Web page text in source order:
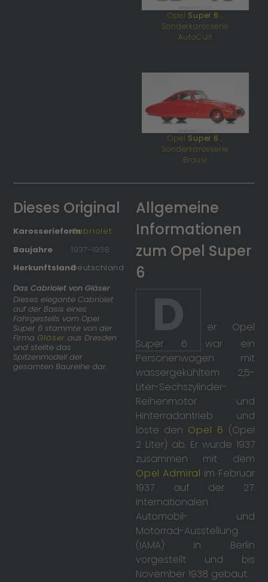
Opel Super 6 ,
Sonderkarosserie
AutoCult
Opel Super 6 ,
Sonderkarosserie
Brausi
Dieses Original
KarosserieformCabriolet
Baujahre
1937–1938
HerkunftslandDeutschland
Das Cabriolet von Gläser
Dieses elegante Cabriolet
auf der Basis eines
Fahrgestells vom Opel
Super 6 stammte von der
Firma Gläser aus Dresden
und stellte das
Spitzenmodell der
gesamten Baureihe dar.
Allgemeine
Informationen
zum Opel Super
6
D
er Opel
Super 6 war ein
Personenwagen mit
wassergekühltem 2,5-
Liter-Sechszylinder-
Reihenmotor und
Hinterradantrieb und
löste den Opel 6 (Opel
2 Liter) ab. Er wurde 1937
zusammen mit dem
Opel Admiral im Februar
1937 auf der 27.
Internationalen
Automobil- und
Motorrad-Ausstellung
(IAMA) in Berlin
vorgestellt und bis
November 1938 gebaut.